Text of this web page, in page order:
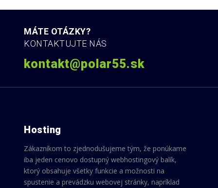
MÁTE OTÁZKY?
KONTAKTUJTE NÁS
kontakt@polar55.sk
Hosting
Zákazníkom to zjednodušujeme tým, že ponúkame
iba jeden cenovo dostupný webhostingový balík,
ktorý obsahuje všetky funkcie a možnosti na
spustenie a prevádzku webovej stránky, napríklad